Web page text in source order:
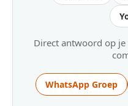
Direct antwoord op
WhatsApp Groep